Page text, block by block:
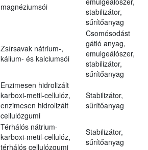
magnéziumsói
stabilizátor,
sűrítőanyag
Zsírsavak nátrium-,
kálium- és kalciumsói
Csomósodást
gátló anyag,
emulgeálószer,
stabilizátor,
sűrítőanyag
Enzimesen hidrolizált
karboxi-metil-cellulóz,
enzimesen hidrolizált
cellulózgumi
Stabilizátor,
sűrítőanyag
Térhálós nátrium-
karboxi-metil-cellulóz,
térhálós cellulózgumi
Stabilizátor,
sűrítőanyag